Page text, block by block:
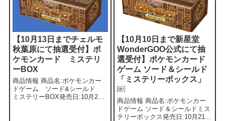
【10月13日までチェルモ
秋葉原にて抽選受付】ポ
ケモンカード ミステリ
ーBOX
商品情報 商品名:ポケモンカー
ドゲーム ソード&シールド
ミステリーBOX発売日:10月21
【10月10日まで新星堂
WonderGOO公式にて抽
選受付】ポケモンカード
ゲーム ソード＆シールド
「ミステリーボックス」
￼
商品情報 商品名:ポケモンカー
ドゲーム ソード＆シールドミス
テリーボックス発売日:10月21日